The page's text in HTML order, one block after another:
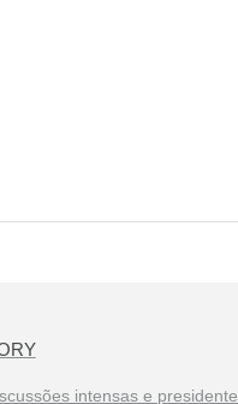
intensas e presidente